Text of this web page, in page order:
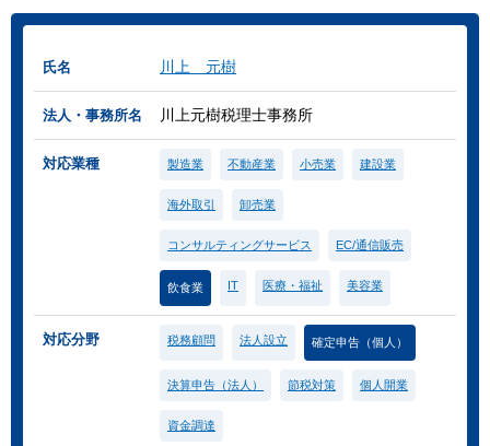
氏名 川上 元樹
法人・事務所名 川上元樹税理士事務所
対応業種 製造業 不動産業 小売業 建設業
海外取引 卸売業
コンサルティングサービス EC/通信販売
飲食業 IT 医療・福祉 美容業
対応分野 税務顧問 法人設立 確定申告（個人）
決算申告（法人） 節税対策 個人開業
資金調達